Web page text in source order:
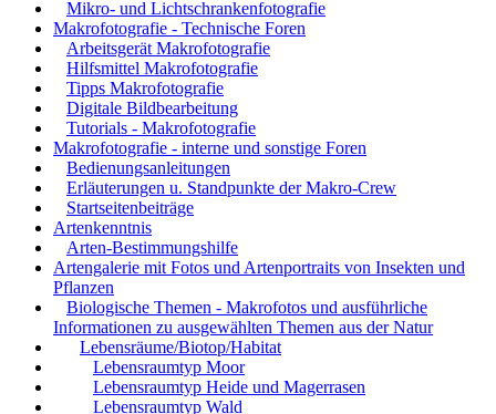
Mikro- und Lichtschrankenfotografie
Makrofotografie - Technische Foren
Arbeitsgerät Makrofotografie
Hilfsmittel Makrofotografie
Tipps Makrofotografie
Digitale Bildbearbeitung
Tutorials - Makrofotografie
Makrofotografie - interne und sonstige Foren
Bedienungsanleitungen
Erläuterungen u. Standpunkte der Makro-Crew
Startseitenbeiträge
Artenkenntnis
Arten-Bestimmungshilfe
Artengalerie mit Fotos und Artenportraits von Insekten und
Pflanzen
Biologische Themen - Makrofotos und ausführliche
Informationen zu ausgewählten Themen aus der Natur
Lebensräume/Biotop/Habitat
Lebensraumtyp Moor
Lebensraumtyp Heide und Magerrasen
Lebensraumtyp Wald